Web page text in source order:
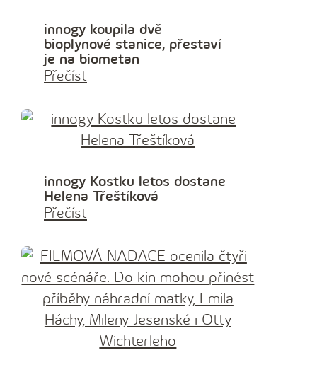
innogy koupila dvě
bioplynové stanice, přestaví
je na biometan
Přečíst
innogy Kostku letos dostane
Helena Třeštíková
Přečíst